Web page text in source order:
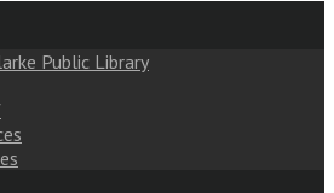
Public Library